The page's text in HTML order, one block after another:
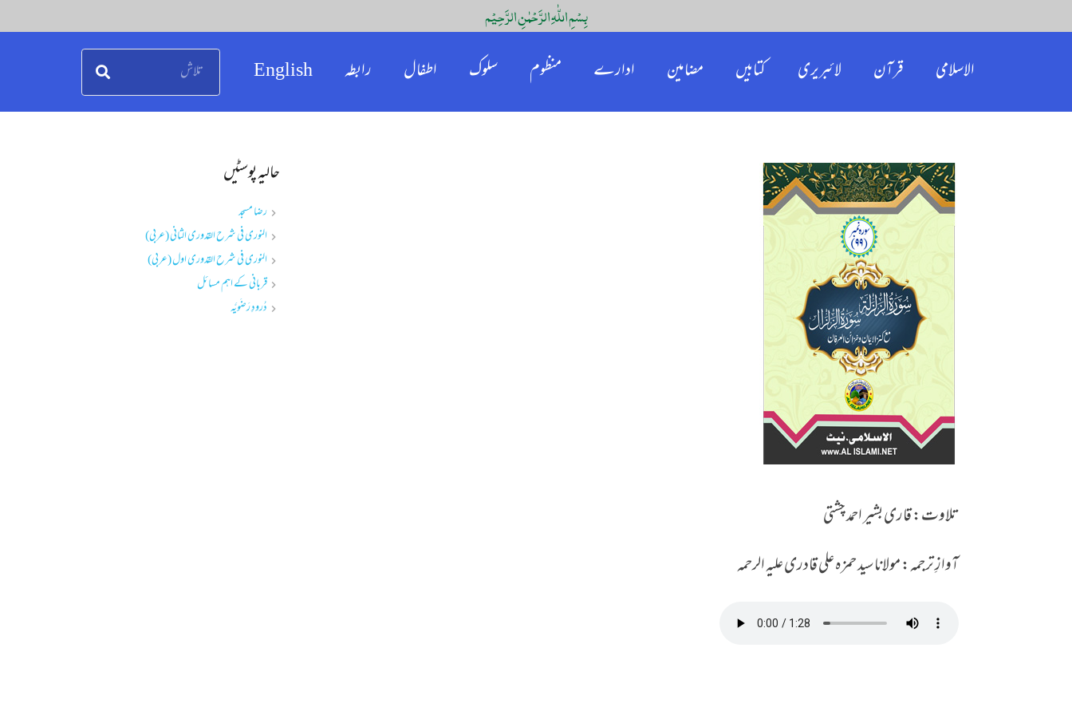
بِسْمِ اللّٰہِ الرَّحْمٰنِ الرَّحِیْم
الاسلامی
قرآن لائبریری کتابیں مضامین ادارے منظوم سلوک اطفال رابطہ English
تلاوت: قاری بشیر احمد چشتی
آوازِ ترجمہ: مولانا سید حمزہ علی قادری علیہ الرحمہ
حالیہ پوسٹیں
رضا مسجد
النوری فی شرح القدوری الثانی (عربی)
النوری فی شرح القدوری اول (عربی)
قربانی کے اہم مسائل
دُرودِ رَضَویَّہ